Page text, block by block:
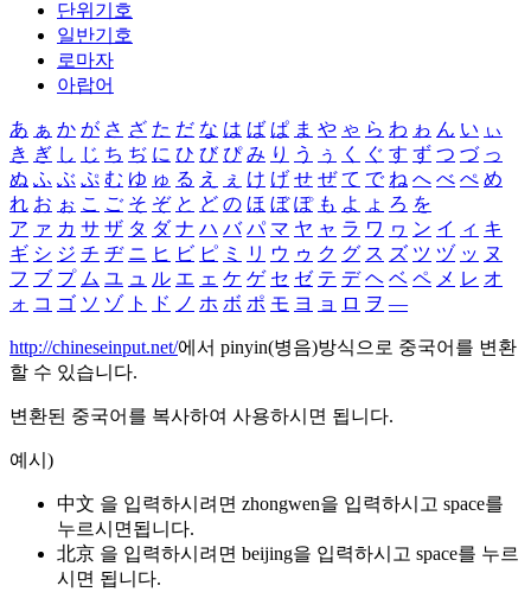
단위기호
일반기호
로마자
아랍어
あ ぁ か が さ ざ た だ な は ば ぱ ま や ゃ ら わ ゎ ん い ぃ
き ぎ し じ ち ぢ に ひ び ぴ み り う ぅ く ぐ す ず つ づ っ
ぬ ふ ぶ ぷ む ゆ ゅ る え ぇ け げ せ ぜ て で ね へ べ ぺ め
れ お ぉ こ ご そ ぞ と ど の ほ ぼ ぽ も よ ょ ろ を
ア ァ カ サ ザ タ ダ ナ ハ バ パ マ ヤ ャ ラ ワ ヮ ン イ ィ キ
ギ シ ジ チ ヂ ニ ヒ ビ ピ ミ リ ウ ゥ ク グ ス ズ ツ ヅ ッ ヌ
フ ブ プ ム ユ ュ ル エ ェ ケ ゲ セ ゼ テ デ ヘ ベ ペ メ レ オ
ォ コ ゴ ソ ゾ ト ド ノ ホ ボ ポ モ ヨ ョ ロ ヲ ―
http://chineseinput.net/에서 pinyin(병음)방식으로 중국어를 변환
할 수 있습니다.
변환된 중국어를 복사하여 사용하시면 됩니다.
예시)
中文 을 입력하시려면 zhongwen을 입력하시고 space를
누르시면됩니다.
北京 을 입력하시려면 beijing을 입력하시고 space를 누르
시면 됩니다.